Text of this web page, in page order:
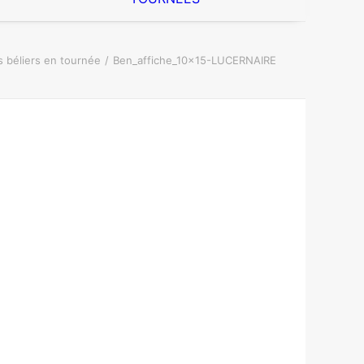
béliers en tournée Ben_affiche_10x15-LUCERNAIRE